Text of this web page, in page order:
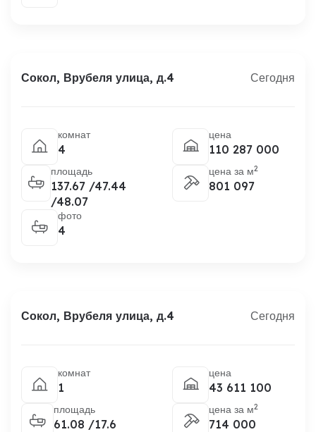
Сокол, Врубеля улица, д.4 Сегодня
комнат
4
площадь
137.67 /47.44
/48.07
цена
110 287 000
цена за м2
801 097
фото
4
Сокол, Врубеля улица, д.4 Сегодня
комнат
1
площадь
61.08 /17.6
цена
43 611 100
цена за м2
714 000